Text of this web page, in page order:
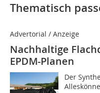
Thematisch
Advertorial / Anzeige
Nachhaltige
EPDM-Planen
Der